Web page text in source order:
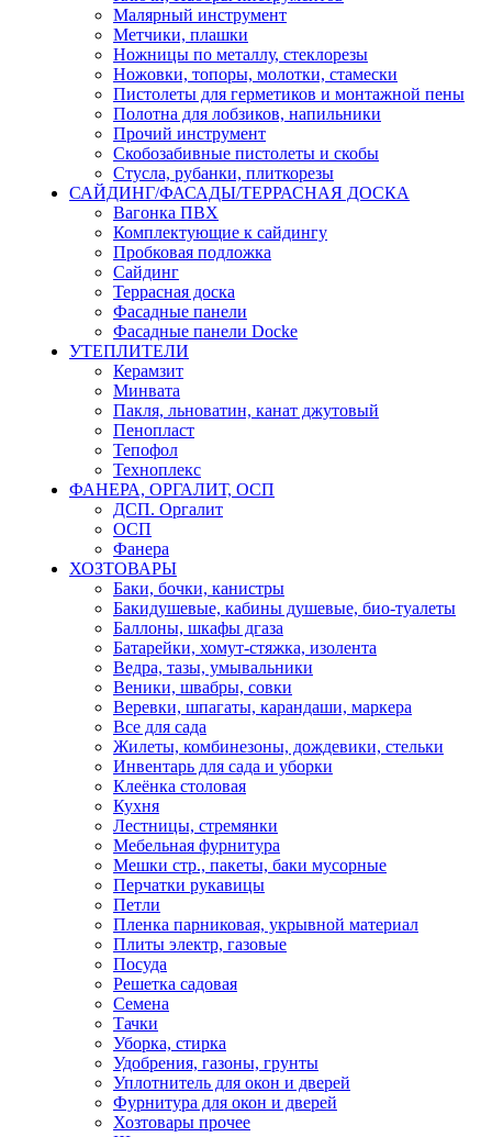
Малярный инструмент
Метчики, плашки
Ножницы по металлу, стеклорезы
Ножовки, топоры, молотки, стамески
Пистолеты для герметиков и монтажной пены
Полотна для лобзиков, напильники
Прочий инструмент
Скобозабивные пистолеты и скобы
Стусла, рубанки, плиткорезы
САЙДИНГ/ФАСАДЫ/ТЕРРАСНАЯ ДОСКА
Вагонка ПВХ
Комплектующие к сайдингу
Пробковая подложка
Сайдинг
Террасная доска
Фасадные панели
Фасадные панели Docke
УТЕПЛИТЕЛИ
Керамзит
Минвата
Пакля, льноватин, канат джутовый
Пенопласт
Тепофол
Техноплекс
ФАНЕРА, ОРГАЛИТ, ОСП
ДСП. Оргалит
ОСП
Фанера
ХОЗТОВАРЫ
Баки, бочки, канистры
Бакидушевые, кабины душевые, био-туалеты
Баллоны, шкафы дгаза
Батарейки, хомут-стяжка, изолента
Ведра, тазы, умывальники
Веники, швабры, совки
Веревки, шпагаты, карандаши, маркера
Все для сада
Жилеты, комбинезоны, дождевики, стельки
Инвентарь для сада и уборки
Клеёнка столовая
Кухня
Лестницы, стремянки
Мебельная фурнитура
Мешки стр., пакеты, баки мусорные
Перчатки рукавицы
Петли
Пленка парниковая, укрывной материал
Плиты электр, газовые
Посуда
Решетка садовая
Семена
Тачки
Уборка, стирка
Удобрения, газоны, грунты
Уплотнитель для окон и дверей
Фурнитура для окон и дверей
Хозтовары прочее